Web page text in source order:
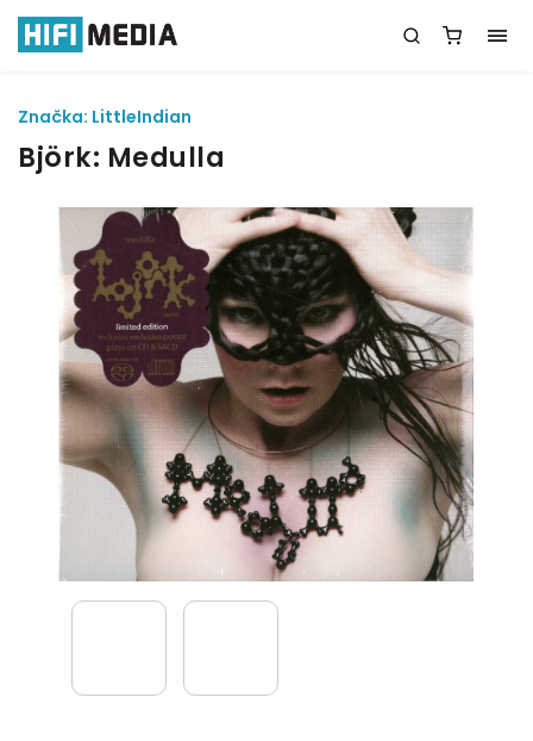
Björk: Medulla
Značka: LittleIndian